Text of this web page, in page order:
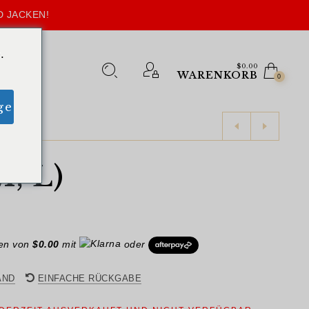
JACKEN!
$0.00
WARENKORB 0
L)
von$0.00 mit oder
EINFACHE RÜCKGABE